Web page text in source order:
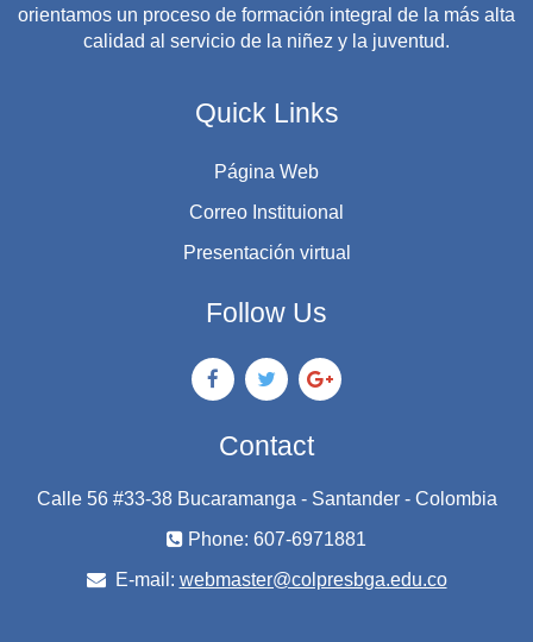
orientamos un proceso de formación integral de la más alta
calidad al servicio de la niñez y la juventud.
Quick Links
Página Web
Correo Instituional
Presentación virtual
Follow Us
Contact
Calle 56 #33-38 Bucaramanga - Santander - Colombia
Phone: 607-6971881
E-mail: webmaster@colpresbga.edu.co